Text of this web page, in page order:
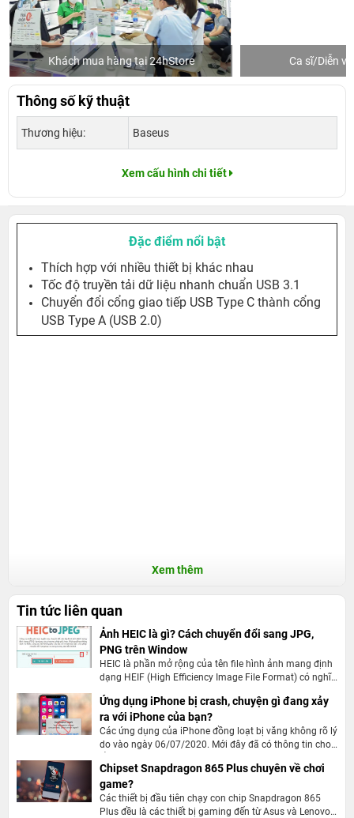
Khách mua hàng tại 24hStore Ca sĩ/Diễn
Thông số kỹ thuật
Thương hiệu: Baseus
Xem cấu hình chi tiết
Đặc điểm nổi bật
Thích hợp với nhiều thiết bị khác nhau
Tốc độ truyền tải dữ liệu nhanh chuẩn USB 3.1
Chuyển đổi cổng giao tiếp USB Type C thành cổng
USB Type A (USB 2.0)
Xem thêm
Tin tức liên quan
Ảnh HEIC là gì? Cách chuyển đổi sang JPG,
PNG trên Window
HEIC là phần mở rộng của tên file hình ảnh mang định
dạng HEIF (High Efficiency Image File Format) có nghĩa
Ứng dụng iPhone bị crash, chuyện gì đang xảy
ra với iPhone của bạn?
Các ứng dụng của iPhone đồng loạt bị văng không rõ lý
do vào ngày 06/07/2020. Mới đây đã có thông tin cho
vấn đề này là như thế nào?
Chipset Snapdragon 865 Plus chuyên về chơi
game?
Các thiết bị đầu tiên chạy con chip Snapdragon 865
Plus đều là các thiết bị gaming đến từ Asus và Lenovo.